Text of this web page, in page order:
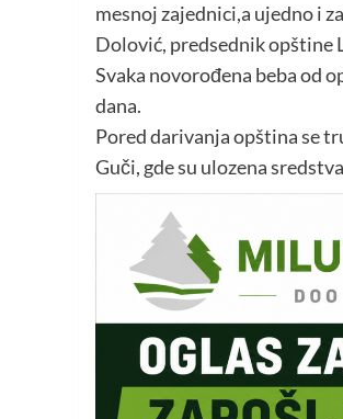
mesnoj zajednici,a ujedno i
Dolović, predsednik opštine
Svaka novorođena beba od
dana.
Pored darivanja opština se
Guči, gde su ulozena